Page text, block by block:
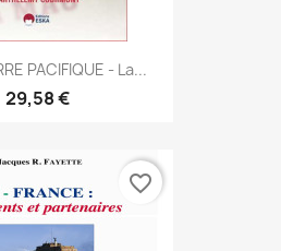
PACIFIQUE - La...
29,58 €
favorite_border